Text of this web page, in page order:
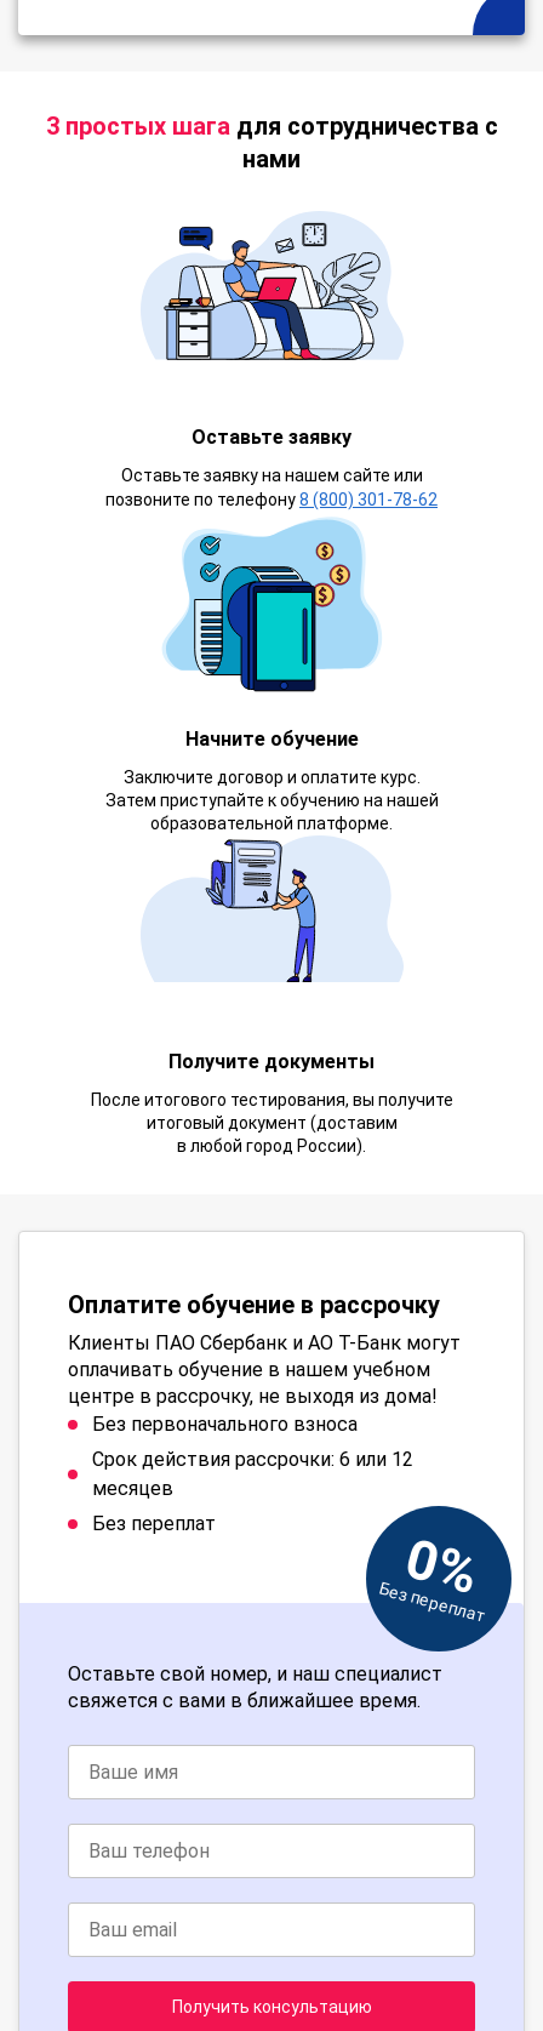
3 простых шагадля сотрудничества с
нами
Оставьте заявку
Оставьте заявку на нашем сайте или
позвоните по телефону8 (800) 301-78-62
Начните обучение
Заключите договор и оплатите курс.
Затем приступайте к обучению на нашей
образовательной платформе.
Получите документы
После итогового тестирования, вы получите
итоговый документ (доставим
в любой город России).
Оплатите обучение в рассрочку
Клиенты ПАО Сбербанк и АО Т-Банк могут
оплачивать обучение в нашем учебном
центре в рассрочку, не выходя из дома!
Без первоначального взноса
Срок действия рассрочки: 6 или 12
месяцев
Без переплат
0%
Без переплат
Оставьте свой номер, и наш специалист
свяжется с вами в ближайшее время.
Получить консультацию